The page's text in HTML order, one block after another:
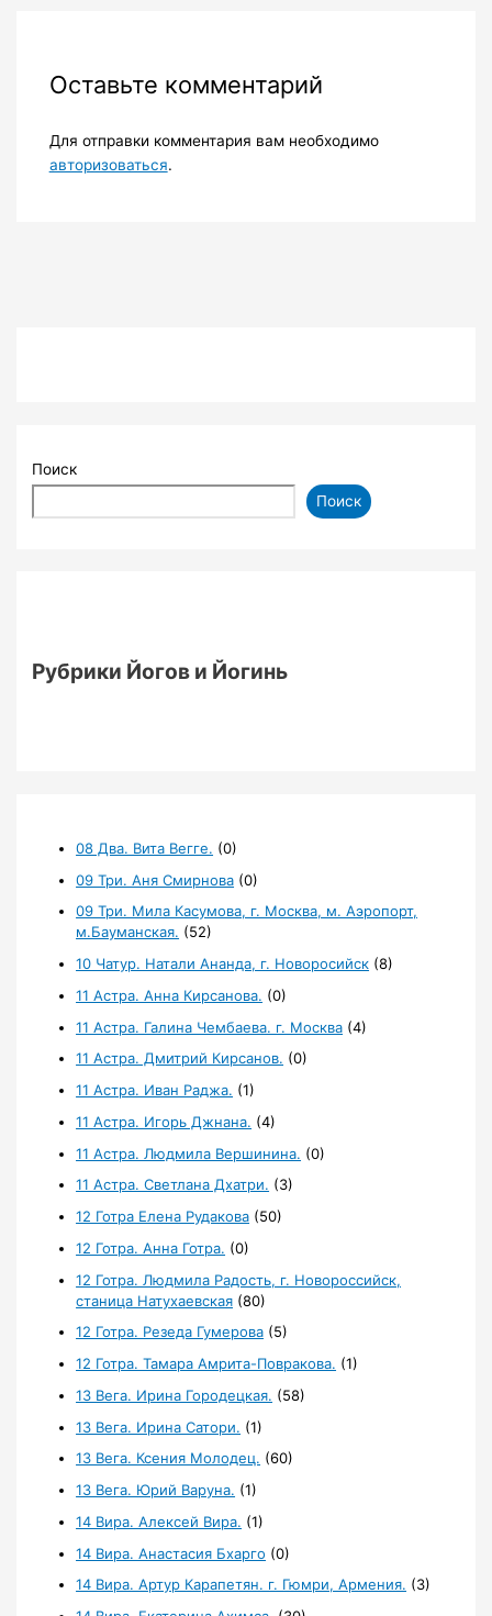
Оставьте комментарий
Для отправки комментария вам необходимо
авторизоваться.
Поиск
Поиск
Рубрики Йогов и Йогинь
08 Два. Вита Вегге. (0)
09 Три. Аня Смирнова (0)
09 Три. Мила Касумова, г. Москва, м. Аэропорт,
м.Бауманская. (52)
10 Чатур. Натали Ананда, г. Новоросийск (8)
11 Астра. Анна Кирсанова. (0)
11 Астра. Галина Чембаева. г. Москва (4)
11 Астра. Дмитрий Кирсанов. (0)
11 Астра. Иван Раджа. (1)
11 Астра. Игорь Джнана. (4)
11 Астра. Людмила Вершинина. (0)
11 Астра. Светлана Дхатри. (3)
12 Готра Елена Рудакова (50)
12 Готра. Анна Готра. (0)
12 Готра. Людмила Радость, г. Новороссийск,
станица Натухаевская (80)
12 Готра. Резеда Гумерова (5)
12 Готра. Тамара Амрита-Повракова. (1)
13 Вега. Ирина Городецкая. (58)
13 Вега. Ирина Сатори. (1)
13 Вега. Ксения Молодец. (60)
13 Вега. Юрий Варуна. (1)
14 Вира. Алексей Вира. (1)
14 Вира. Анастасия Бхарго (0)
14 Вира. Артур Карапетян. г. Гюмри, Армения. (3)